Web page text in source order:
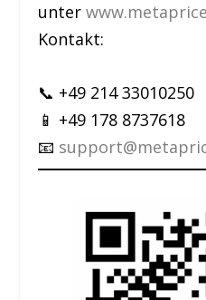
unter
Kontakt:
📞 +49 214 33010250
📱 +49 178 8737618
📧